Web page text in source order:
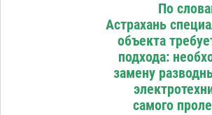
По
Астрахань
объекта
подхода:
замену
самого